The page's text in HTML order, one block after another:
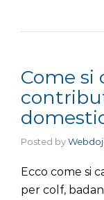
Come si
Posted by
Ecco come si
per colf,